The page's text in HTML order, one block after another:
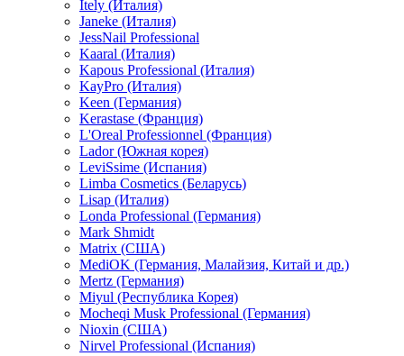
Itely (Италия)
Janeke (Италия)
JessNail Professional
Kaaral (Италия)
Kapous Professional (Италия)
KayPro (Италия)
Keen (Германия)
Kerastase (Франция)
L'Oreal Professionnel (Франция)
Lador (Южная корея)
LeviSsime (Испания)
Limba Cosmetics (Беларусь)
Lisap (Италия)
Londa Professional (Германия)
Mark Shmidt
Matrix (США)
MediOK (Германия, Малайзия, Китай и др.)
Mertz (Германия)
Miyul (Республика Корея)
Mocheqi Musk Professional (Германия)
Nioxin (США)
Nirvel Professional (Испания)